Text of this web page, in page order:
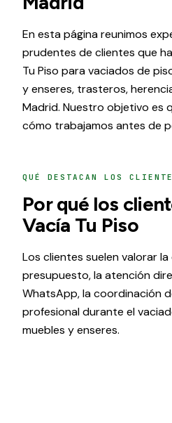
En esta página reunimos
prudentes de clientes que
Tu Piso para vaciados de
y enseres, trasteros,
Madrid. Nuestro objetivo es
cómo trabajamos antes de
QUÉ DESTACAN LOS
Por qué los
Vacía Tu Piso
Los clientes suelen valorar
presupuesto, la atención
WhatsApp, la coordinación
profesional durante el
muebles y enseres.